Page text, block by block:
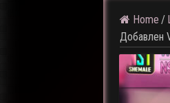
Home /
Добавлен